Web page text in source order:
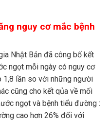
nguy cơ mắc bệnh
Nhật Bản đã công bố kết
ngọt mỗi ngày có nguy cơ
1,8 lần so với những người
cũng cho kết qủa về mối
ngọt và bệnh tiểu đường :
cao hơn 26% đối với